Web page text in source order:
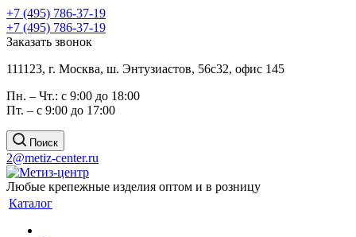
+7 (495) 786-37-19
+7 (495) 786-37-19
Заказать звонок
111123, г. Москва, ш. Энтузиастов, 56с32, офис 145
Пн. – Чт.: с 9:00 до 18:00
Пт. – с 9:00 до 17:00
Поиск
2@metiz-center.ru
Любые крепежные изделия оптом и в розницу
Каталог